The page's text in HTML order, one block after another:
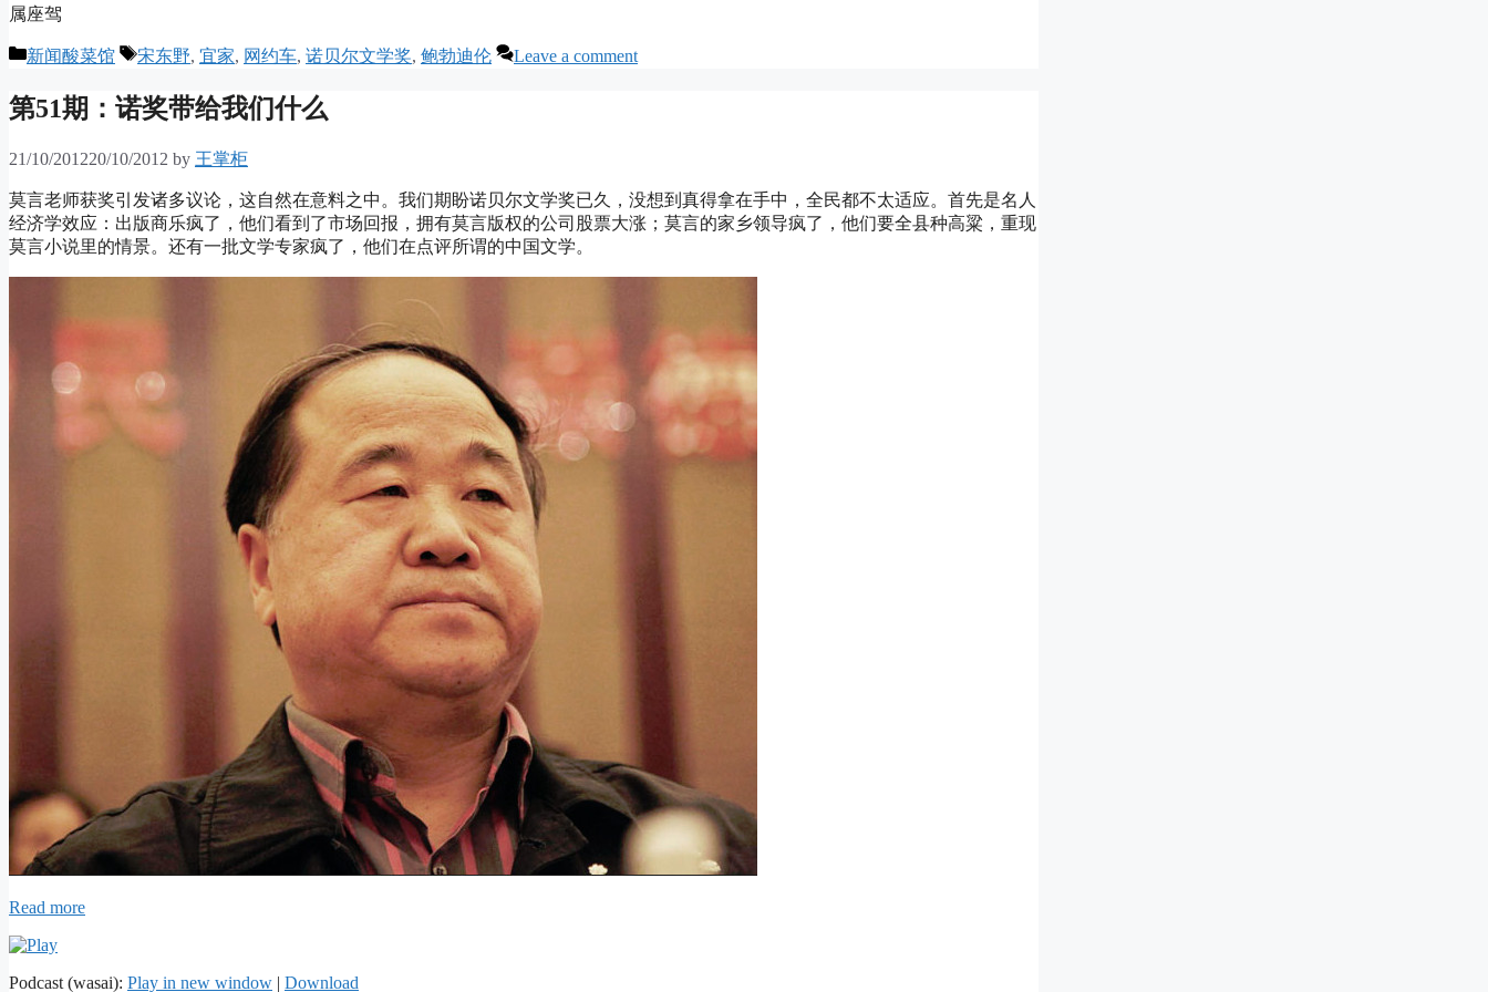
属座驾
Categories
新闻酸菜馆 Tags
宋东野, 宜家, 网约车, 诺贝尔文学奖, 鲍勃迪伦 Leave a comment
第51期：诺奖带给我们什么
21/10/201220/10/2012 by 王掌柜
莫言老师获奖引发诸多议论，这自然在意料之中。我们期盼诺贝尔文学奖已久，没想到真得拿在手中，全民都不太适应。首先是名人
经济学效应：出版商乐疯了，他们看到了市场回报，拥有莫言版权的公司股票大涨；莫言的家乡领导疯了，他们要全县种高粱，重现
莫言小说里的情景。还有一批文学专家疯了，他们在点评所谓的中国文学。
Read more
Podcast (wasai): Play in new window | Download